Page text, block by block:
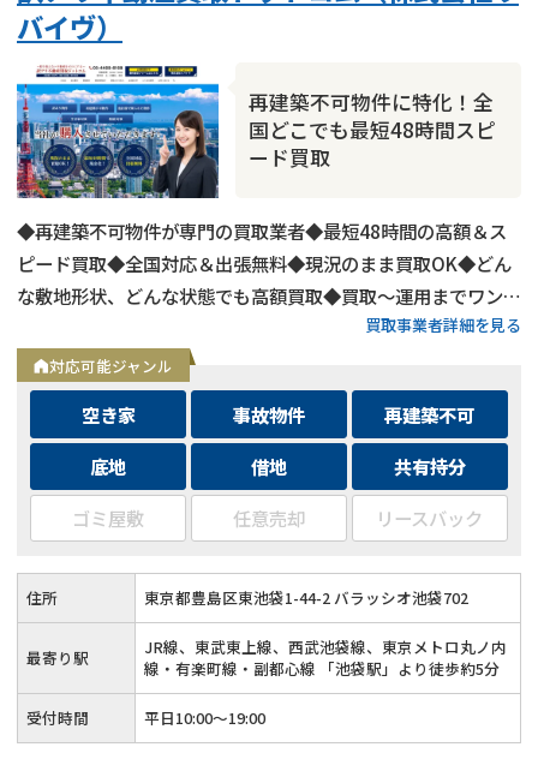
バイヴ）
再建築不可物件に特化！全
国どこでも最短48時間スピ
ード買取
◆再建築不可物件が専門の買取業者◆最短48時間の高額＆ス
ピード買取◆全国対応＆出張無料◆現況のまま買取OK◆どん
な敷地形状、どんな状態でも高額買取◆買取〜運用までワンス
トップ対応◆無料査定＆相談はフォームから24時間受付
買取事業者詳細を見る
対応可能ジャンル
空き家 事故物件
再建築不可
底地
借地
共有持分
ゴミ屋敷
任意売却 リースバック
住所 東京都豊島区東池袋1-44-2 バラッシオ池袋702
最寄り駅
JR線、東武東上線、西武池袋線、東京メトロ丸ノ内
線・有楽町線・副都心線 「池袋駅」より徒歩約5分
受付時間 平日10:00～19:00